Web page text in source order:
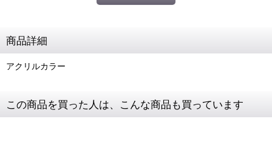
商品詳細
アクリルカラー
この商品を買った人は、こんな商品も買っています